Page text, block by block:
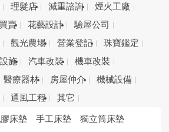
理髮店 減重諮詢
煙火工廠
賣 花藝設計
驗屋公司
觀光農場 營業登記
珠寶鑑定
施 汽車改裝
機車改裝
醫療器材 房屋仲介
機械設備
通風工程 其它
床墊 手工床墊
獨立筒床墊